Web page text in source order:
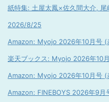
紙特集: 土屋太鳳×佐久間大介,
2026/8/25
Amazon: Myojo 2026年10月号
楽天ブックス: Myojo 2026年10
Amazon: Myojo 2026年10月号
Amazon: FINEBOYS 2026年9